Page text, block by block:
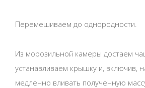
Перемешиваем до однородности.
Из морозильной камеры достаем
устанавливаем крышку и, включив,
медленно вливать полученную